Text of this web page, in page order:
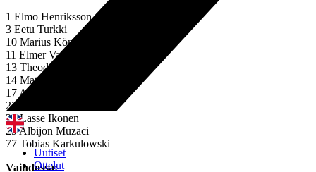
Uutiset
Ottelut
1 Elmo Henriksson (MV)
3 Eetu Turkki
10 Marius Könkkölä
11 Elmer Vauhkonen
13 Theodoros Tsirigotis
14 Matej Hradecky
17 Atte Sihvonen (C)
22 Timo Zaal
26 Lasse Ikonen
29 Albijon Muzaci
77 Tobias Karkulowski
Vaihdossa: